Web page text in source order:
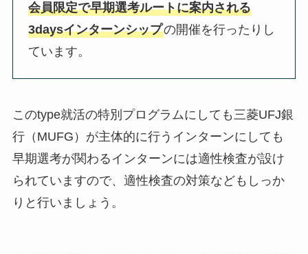
会員限定で早期選考ルートに案内される
3daysインターンシップの開催を行ったりし
ています。
このtype就活の特別プログラムにしても三菱UFJ銀
行（MUFG）が主体的に行うインターンにしても
早期選考が関わるインターンには適性検査が設け
られていますので、適性検査の対策などもしっか
りと行いましょう。